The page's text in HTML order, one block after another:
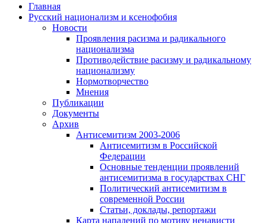
Главная
Русский национализм и ксенофобия
Новости
Проявления расизма и радикального
национализма
Противодействие расизму и радикальному
национализму
Нормотворчество
Мнения
Публикации
Документы
Архив
Антисемитизм 2003-2006
Антисемитизм в Российской
Федерации
Основные тенденции проявлений
антисемитизма в государствах СНГ
Политический антисемитизм в
современной России
Статьи, доклады, репортажи
Карта нападений по мотиву ненависти